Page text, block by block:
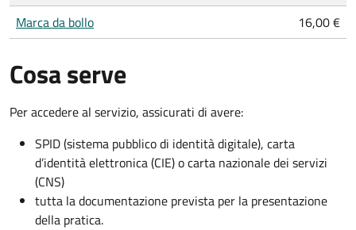
Marca da bollo
16,00 €
Cosa serve
Per accedere al servizio, assicurati di avere:
SPID (sistema pubblico di identità digitale), carta
d’identità elettronica (CIE) o carta nazionale dei servizi
(CNS)
tutta la documentazione prevista per la presentazione
della pratica.